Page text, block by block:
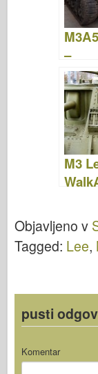
–
M3
Objavljeno v
Tagged: Lee,
pusti
Komentar